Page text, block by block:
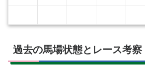
過去の馬場状態とレース考察